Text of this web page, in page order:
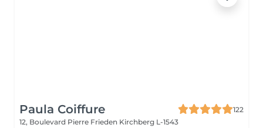
Paula Coiffure
122
12, Boulevard Pierre Frieden Kirchberg L-1543